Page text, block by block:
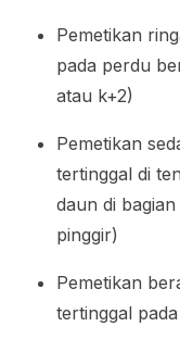
Pemetikan
pada perdu
atau k+2)
Pemetikan
tertinggal di
daun di
pinggir)
Pemetikan
tertinggal